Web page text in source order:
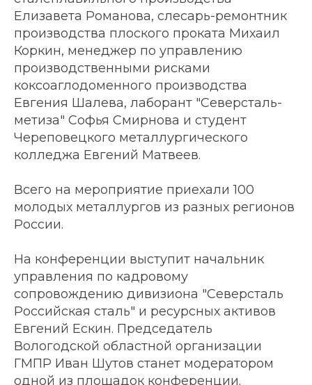
Елизавета Романова, слесарь-ремонтник
производства плоского проката Михаил
Коркин, менеджер по управлению
производственными рисками
коксоаглодоменного производства
Евгения Шалева, лаборант "Северсталь-
метиза" Софья Смирнова и студент
Череповецкого металлургического
колледжа Евгений Матвеев.
Всего на мероприятие приехали 100
молодых металлургов из разных регионов
России.
На конференции выступит начальник
управления по кадровому
сопровождению дивизиона "Северсталь
Российская сталь" и ресурсных активов
Евгений Ескин. Председатель
Вологодской областной организации
ГМПР Иван Шутов станет модератором
одной из площадок конференции.